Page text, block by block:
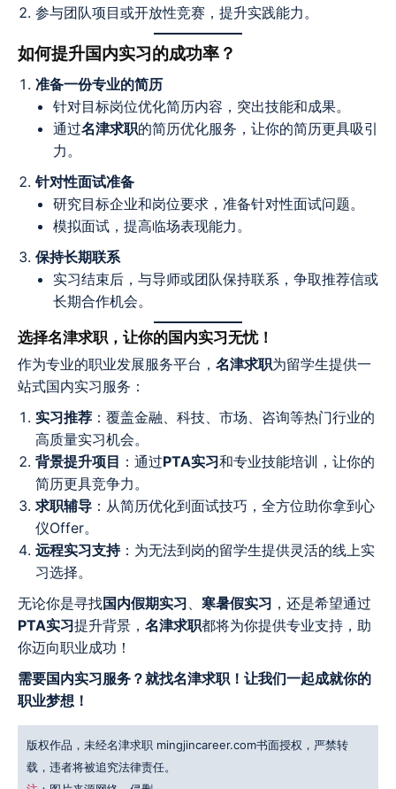
参与团队项目或开放性竞赛，提升实践能力。
如何提升国内实习的成功率？
准备一份专业的简历
针对目标岗位优化简历内容，突出技能和成果。
通过名津求职的简历优化服务，让你的简历更具吸引
力。
针对性面试准备
研究目标企业和岗位要求，准备针对性面试问题。
模拟面试，提高临场表现能力。
保持长期联系
实习结束后，与导师或团队保持联系，争取推荐信或
长期合作机会。
选择名津求职，让你的国内实习无忧！
作为专业的职业发展服务平台， 名津求职为留学生提供一
站式国内实习服务：
实习推荐 ：覆盖金融、科技、市场、咨询等热门行业的
高质量实习机会。
背景提升项目 ：通过PTA实习和专业技能培训，让你的
简历更具竞争力。
求职辅导 ：从简历优化到面试技巧，全方位助你拿到心
仪Offer。
远程实习支持：为无法到岗的留学生提供灵活的线上实
习选择。
无论你是寻找国内假期实习 寒暑假实习 ，还是希望通过
PTA实习提升背景， 名津求职都将为你提供专业支持，助
你迈向职业成功！
需要国内实习服务？就找名津求职！让我们一起成就你的
职业梦想！
版权作品，未经名津求职 mingjincareer.com书面授权，严禁转
载，违者将被追究法律责任。